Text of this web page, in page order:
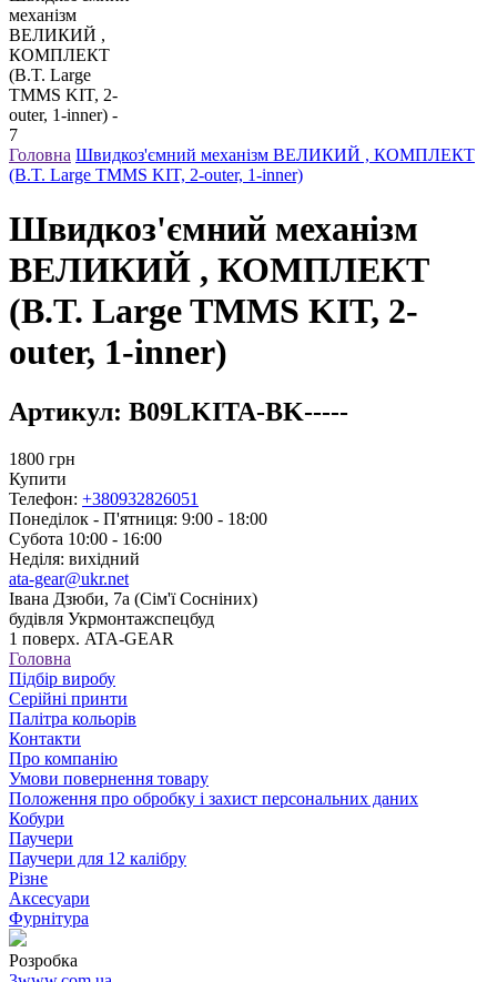
Головна Швидкоз'ємний механізм ВЕЛИКИЙ , КОМПЛЕКТ
(B.T. Large TMMS KIT, 2-outer, 1-inner)
Швидкоз'ємний механізм
ВЕЛИКИЙ , КОМПЛЕКТ
(B.T. Large TMMS KIT, 2-
outer, 1-inner)
Артикул: B09LKITA-BK-----
1800 грн
Купити
Телефон: +380932826051
Понеділок - П'ятниця: 9:00 - 18:00
Субота 10:00 - 16:00
Неділя: вихідний
ata-gear@ukr.net
Івана Дзюби, 7а (Сім'ї Сосніних)
будівля Укрмонтажспецбуд
1 поверх. ATA-GEAR
Головна
Підбір виробу
Серійні принти
Палітра кольорів
Контакти
Про компанію
Умови повернення товару
Положення про обробку і захист персональних даних
Кобури
Паучери
Паучери для 12 калібру
Різне
Аксесуари
Фурнітура
Розробка